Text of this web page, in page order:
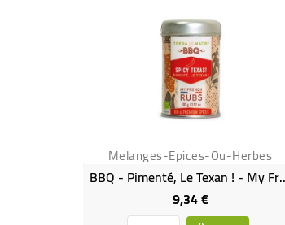
Melanges-Epices-Ou-Herbes
BBQ - Pimenté,
9,34 €Prix